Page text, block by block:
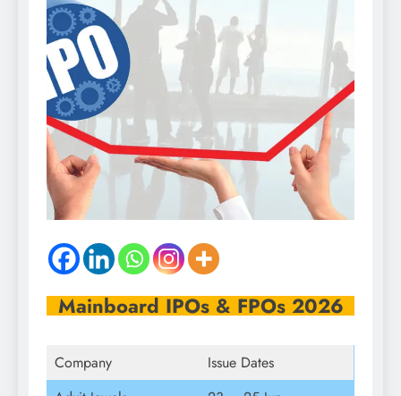
Mainboard IPOs & FPOs 2026
Company
Issue Dates